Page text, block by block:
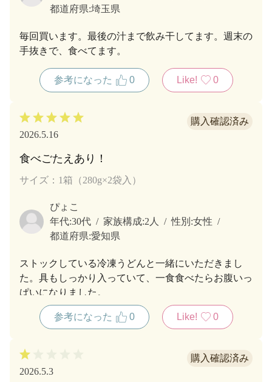
都道府県:埼玉県
毎回買います。最後の汁まで飲み干してます。週末の
手抜きで、食べてます。
参考になった 0 Like! 0
2026.5.16
食べごたえあり！
サイズ：1箱（280g×2袋入）
ぴょこ
年代:30代 家族構成:2人 性別:女性
都道府県:愛知県
ストックしている冷凍うどんと一緒にいただきまし
た。具もしっかり入っていて、一食食べたらお腹いっ
ぱいになりました。
参考になった 0 Like! 0
2026.5.3